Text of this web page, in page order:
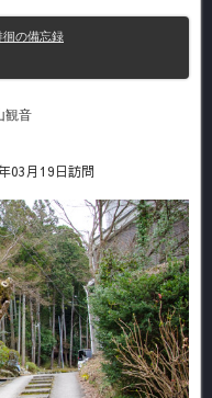
徊の備忘録
観音
03月19日訪問